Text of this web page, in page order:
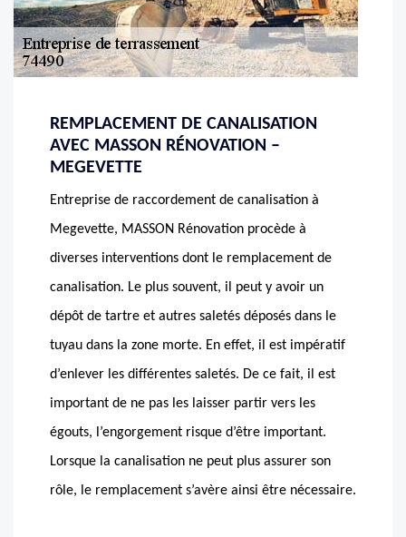
REMPLACEMENT DE CANALISATION
AVEC MASSON RÉNOVATION –
MEGEVETTE
Entreprise de raccordement de canalisation à
Megevette, MASSON Rénovation procède à
diverses interventions dont le remplacement de
canalisation. Le plus souvent, il peut y avoir un
dépôt de tartre et autres saletés déposés dans le
tuyau dans la zone morte. En effet, il est impératif
d’enlever les différentes saletés. De ce fait, il est
important de ne pas les laisser partir vers les
égouts, l’engorgement risque d’être important.
Lorsque la canalisation ne peut plus assurer son
rôle, le remplacement s’avère ainsi être nécessaire.